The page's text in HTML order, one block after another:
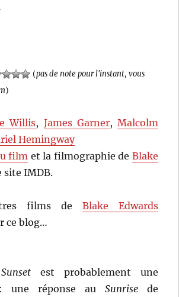
(pas de note pour l'instant, vous
)
Willis, James Garner, Malcolm
Hemingway
film et la filmographie de Blake
site IMDB.
films de Blake Edwards
ce blog…
Sunsetest probablement une
une réponse au Sunrisede